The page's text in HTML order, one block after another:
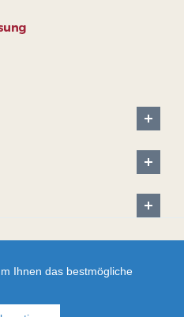
Ihnen das bestmögliche